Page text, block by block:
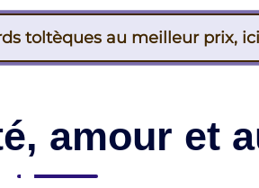
toltèques au meilleur prix,
amour et